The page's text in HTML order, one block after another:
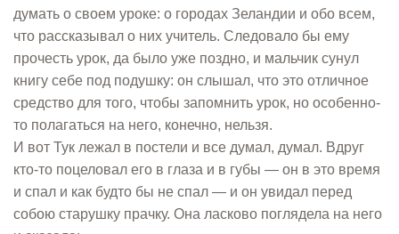
думать о своем уроке: о городах Зеландии и обо всем,
что рассказывал о них учитель. Следовало бы ему
прочесть урок, да было уже поздно, и мальчик сунул
книгу себе под подушку: он слышал, что это отличное
средство для того, чтобы запомнить урок, но особенно-
то полагаться на него, конечно, нельзя.
И вот Тук лежал в постели и все думал, думал. Вдруг
кто-то поцеловал его в глаза и в губы — он в это время
и спал и как будто бы не спал — и он увидал перед
собою старушку прачку. Она ласково поглядела на него